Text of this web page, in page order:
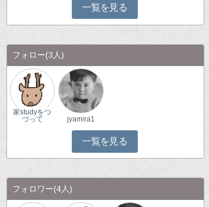
一覧を見る
フォロー(3人)
家studyをつ
づって
jyamira1
一覧を見る
フォロワー(4人)